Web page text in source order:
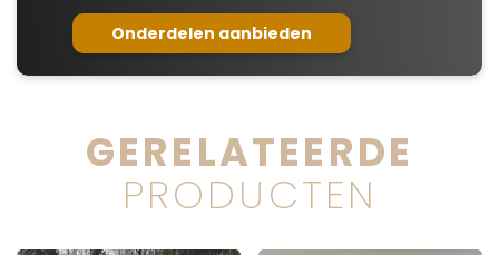
Onderdelen aanbieden
GERELATEERDE
PRODUCTEN